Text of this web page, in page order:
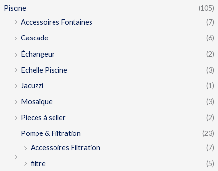
Piscine
(105)
Accessoires Fontaines
(7)
Cascade
(6)
Échangeur
(2)
Echelle Piscine
(3)
Jacuzzi
(1)
Mosaïque
(3)
Pieces à seller
(2)
Pompe & Filtration
(23)
Accessoires Filtration
(7)
filtre
(5)